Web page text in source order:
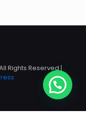
Rights Reserved |